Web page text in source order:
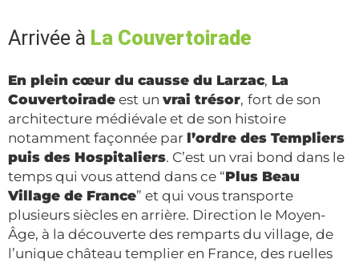
Arrivée à La Couvertoirade
En plein cœur du causse du Larzac, La
Couvertoirade est un vrai trésor, fort de son
architecture médiévale et de son histoire
notamment façonnée par l’ordre des Templiers
puis des Hospitaliers. C’est un vrai bond dans le
temps qui vous attend dans ce “Plus Beau
Village de France” et qui vous transporte
plusieurs siècles en arrière. Direction le Moyen-
Âge, à la découverte des remparts du village, de
l’unique château templier en France, des ruelles